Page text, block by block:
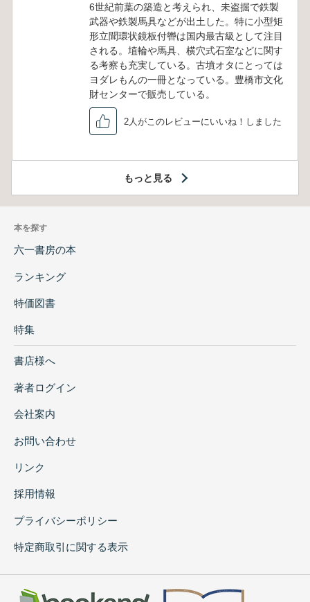
6世紀前葉の築造と考えられ、未盗掘で鉄製
武器や鉄製馬具などが出土した。特に小型矩
形立聞環状鏡板付轡は国内最古級として注目
される。埴輪や馬具、横穴式石室などに関す
る考察も充実している。古墳オタにとっては
ヨダレもんの一冊となっている。豊橋市文化
財センターで販売している。
2人がこのレビューにいいね！しました
もっと見る
本を探す
六一書房の本
ランキング
特価図書
特集
書店様へ
著者ログイン
会社案内
お問い合わせ
リンク
採用情報
プライバシーポリシー
特定商取引に関する表示